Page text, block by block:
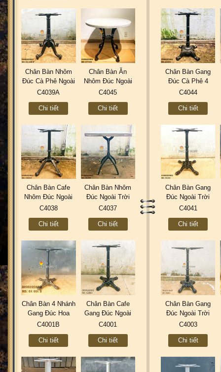
Chân Bàn Nhôm
Đúc Cà Phê Ngoài
Trời Đẹp | Thiết
Cấp Nhà Hàng
C4039A
Chi tiết
Chân Bàn Ăn
Nhôm Đúc Ngoài
Trời | 4 Chân Cafe
Trọng Nhà Hàng
C4045
Chi tiết
Chân Bàn Gang
Đúc Cà Phê 4
Chân - Mẫu Mới
Xuất 2020 C4044
C4044
Chi tiết
Chân Bàn Cafe
Nhôm Đúc Ngoài
Trời Loại 4 Chân
2020 Gắn Mặt Đá
C4038
Chi tiết
Chân Bàn Nhôm
Đúc Ngoài Trời
Mẫu Mới Đẹp Cafe
Bê Tông Nhẹ
C4037
Chi tiết
Chân Bàn Gang
Đúc Ngoài Trời
Mẫu Mới Đẹp |
Điển Ở Tphcm
C4041
Chi tiết
Chân Bàn 4 Nhánh
Gang Đúc Hoa
Văn Coffee Trà
C4001B
C4001B
Chi tiết
Chân Bàn Cafe
Gang Đúc Ngoài
Trời 4 Chân Đầu
Tphcm C4001
C4001
Chi tiết
Chân Bàn Gang
Đúc Ngoài Trời
Starbuck Coffee
Cao Cấp Đẹp Chất
C4003
Chi tiết